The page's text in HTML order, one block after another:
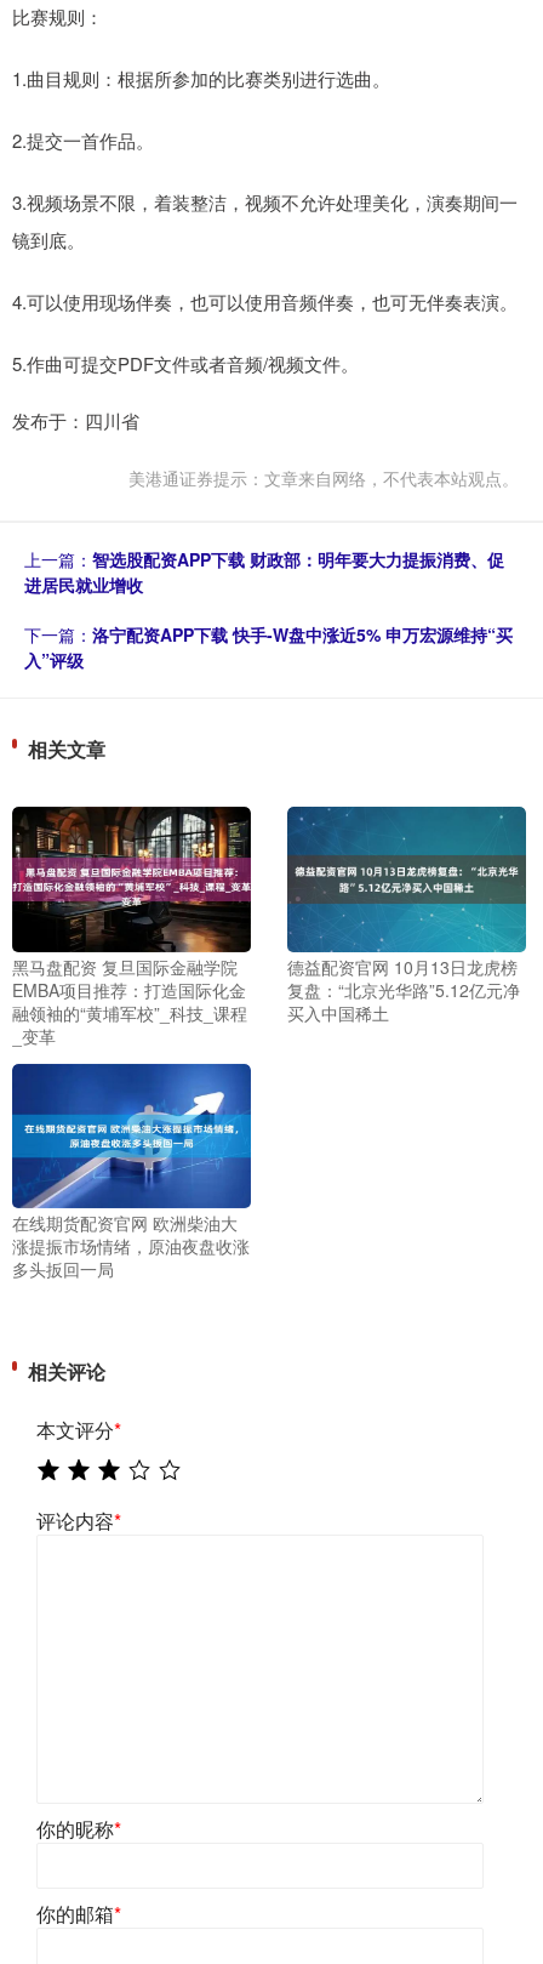
比赛规则：
1.曲目规则：根据所参加的比赛类别进行选曲。
2.提交一首作品。
3.视频场景不限，着装整洁，视频不允许处理美化，演奏期间一
镜到底。
4.可以使用现场伴奏，也可以使用音频伴奏，也可无伴奏表演。
5.作曲可提交PDF文件或者音频/视频文件。
发布于：四川省
美港通证券提示：文章来自网络，不代表本站观点。
上一篇： 智选股配资APP下载 财政部：明年要大力提振消费、促
进居民就业增收
下一篇： 洛宁配资APP下载 快手-W盘中涨近5% 申万宏源维持“买
入”评级
相关文章
黑马盘配资 复旦国际金融学院
EMBA项目推荐：打造国际化金
融领袖的“黄埔军校”_科技_课程
_变革
德益配资官网 10月13日龙虎榜
复盘：“北京光华路”5.12亿元净
买入中国稀土
在线期货配资官网 欧洲柴油大
涨提振市场情绪，原油夜盘收涨
多头扳回一局
相关评论
本文评分*
评论内容*
你的昵称*
你的邮箱*